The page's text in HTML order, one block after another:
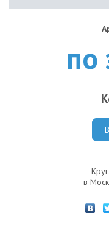
по
в